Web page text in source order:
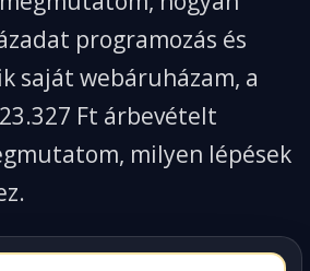
programozás és
saját webáruházam, a
Ft árbevételt
milyen lépések